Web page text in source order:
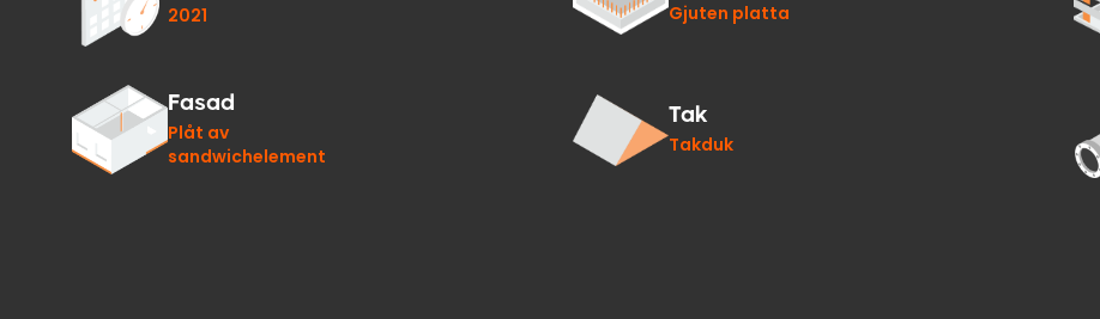
2021 Gjuten platta
Fasad
Plåt av
sandwichelement
Tak
Takduk